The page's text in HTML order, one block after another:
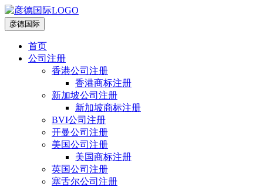
彦德国际
首页
公司注册
香港公司注册
香港商标注册
新加坡公司注册
新加坡商标注册
BVI公司注册
开曼公司注册
美国公司注册
美国商标注册
英国公司注册
塞舌尔公司注册